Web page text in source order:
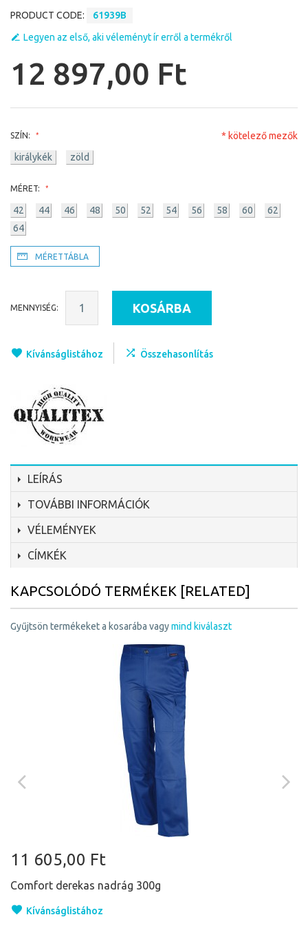
PRODUCT CODE:
61939B
Legyen az első, aki véleményt ír erről a termékről
12 897,00 Ft
SZÍN:
királykék zöld
MÉRET:
42 44 46 48 50 52 54 56 58 60
62
64
MÉRETTÁBLA
* kötelező mezők
MENNYISÉG: KOSÁRBA
Kívánságlistához Összehasonlítás
LEÍRÁS
TOVÁBBI INFORMÁCIÓK
VÉLEMÉNYEK
CÍMKÉK
KAPCSOLÓDÓ TERMÉKEK [RELATED]
Gyűjtsön termékeket a kosarába vagymind kiválaszt
11 605,00 Ft
Comfort derekas nadrág 300g
Kívánságlistához